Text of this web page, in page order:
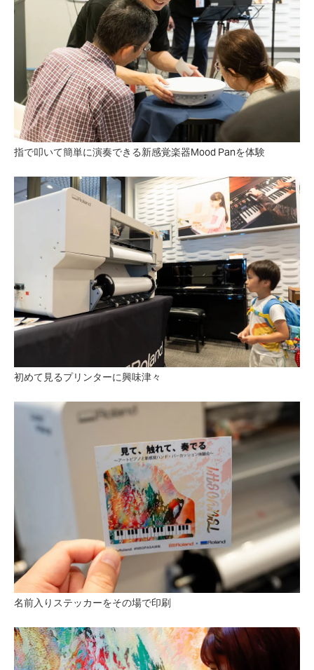
指で叩いて簡単に演奏できる新感覚楽器Mood Panを体験
初めて見るプリンターに興味津々
名前入りステッカーをその場で印刷